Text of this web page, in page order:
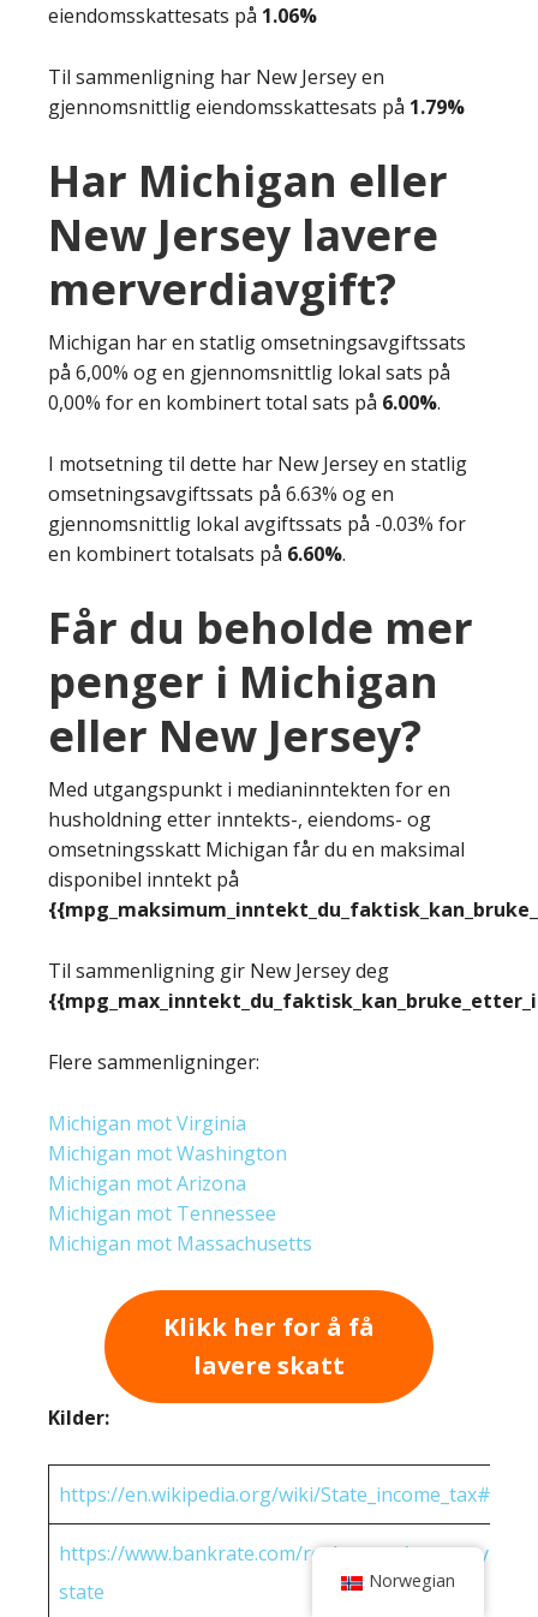
eiendomsskattesats på 1.06%
Til sammenligning har New Jersey en
gjennomsnittlig eiendomsskattesats på 1.79%
Har Michigan eller
New Jersey lavere
merverdiavgift?
Michigan har en statlig omsetningsavgiftssats
på 6,00% og en gjennomsnittlig lokal sats på
0,00% for en kombinert total sats på 6.00%.
I motsetning til dette har New Jersey en statlig
omsetningsavgiftssats på 6.63% og en
gjennomsnittlig lokal avgiftssats på -0.03% for
en kombinert totalsats på 6.60%.
Får du beholde mer
penger i Michigan
eller New Jersey?
Med utgangspunkt i medianinntekten for en
husholdning etter inntekts-, eiendoms- og
omsetningsskatt Michigan får du en maksimal
disponibel inntekt på
Til sammenligning gir New Jersey deg
Flere sammenligninger:
Michigan mot Virginia
Michigan mot Washington
Michigan mot Arizona
Michigan mot Tennessee
Michigan mot Massachusetts
Klikk her for å få
lavere skatt
Kilder:
https://en.wikipedia.org/wiki/
https://www.bankrate.com/real-estate/property-
state
Norwegian